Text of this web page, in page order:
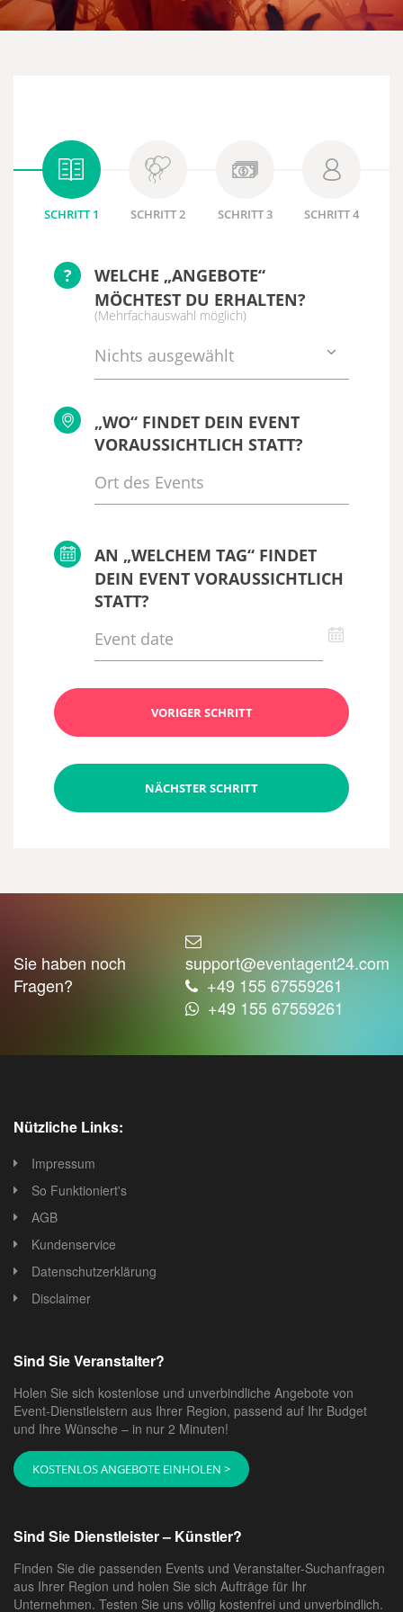
SCHRITT 1 SCHRITT 2 SCHRITT 3 SCHRITT 4
?
WELCHE „ANGEBOTE“
MÖCHTEST DU ERHALTEN?
(Mehrfachauswahl möglich)
Nichts ausgewählt
„WO“ FINDET DEIN EVENT
VORAUSSICHTLICH STATT?
AN „WELCHEM TAG“ FINDET
DEIN EVENT VORAUSSICHTLICH
STATT?
VORIGER SCHRITT
NÄCHSTER SCHRITT
Sie haben noch
Fragen?
support@eventagent24.com
+49 155 67559261
+49 155 67559261
Nützliche Links:
Impressum
So Funktioniert's
AGB
Kundenservice
Datenschutzerklärung
Disclaimer
Sind Sie Veranstalter?
Holen Sie sich kostenlose und unverbindliche Angebote von
Event-Dienstleistern aus Ihrer Region, passend auf Ihr Budget
und Ihre Wünsche – in nur 2 Minuten!
KOSTENLOS ANGEBOTE EINHOLEN >
Sind Sie Dienstleister – Künstler?
Finden Sie die passenden Events und Veranstalter-Suchanfragen
aus Ihrer Region und holen Sie sich Aufträge für Ihr
Unternehmen. Testen Sie uns völlig kostenfrei und unverbindlich.